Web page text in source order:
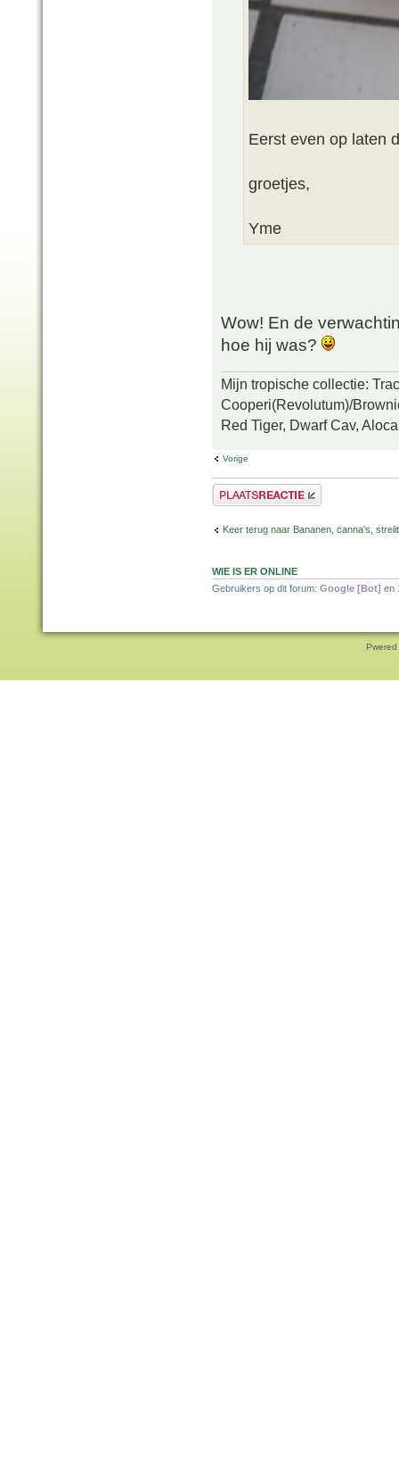
Eerst even op laten
groetjes,
Yme
Wow! En de
hoe hij was?
Mijn tropische collectie:
Cooperi(Revolutum)/
Red Tiger, Dwarf Cav,
Vorige
Plaats een reactie
Keer terug naar Bananen, canna's,
WIE IS ER ONLINE
Gebruikers op dit forum: Google [Bot] en